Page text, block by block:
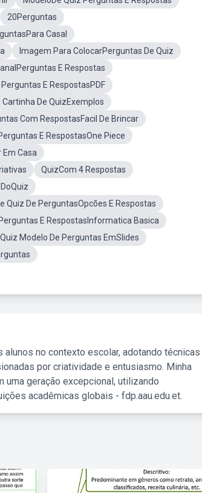
20Perguntas
Casal
Imagem Para ColocarPerguntas De Quiz
E Respostas
E RespostasPDF
Cartinha De QuizExemplos
Com RespostasFacil De Brincar
E RespostasOne Piece
Casa
QuizCom 4 Respostas
Quiz De PerguntasOpcões E Respostas
E RespostasInformatica Basica
Quiz Modelo De Perguntas EmSlides
no contexto escolar, adotando técnicas
por criatividade e entusiasmo. Minha
uma geração excepcional, utilizando
acadêmicas globais - fdp.aau.edu.et.